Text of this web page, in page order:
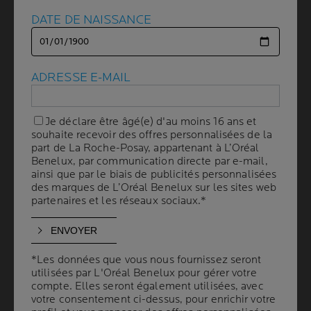
ANTHELIOS
LAIT HYDRATANT
ECO RESPONSABLE
SPF 50+
(0)
Très haute protection. Ultra-
tolérant. Ultra-résistant.
ACHETER EN LIGNE
ANTHELIOS
SPRAY INVISIBLE SPF50+
(0)
ACHETER EN LIGNE
DATE DE NAISSANCE
ADRESSE E-MAIL
Je déclare être âgé(e) d'au moins 16 ans et
souhaite recevoir des offres personnalisées de la
part de La Roche-Posay, appartenant à L’Oréal
Benelux, par communication directe par e-mail,
ainsi que par le biais de publicités personnalisées
des marques de L’Oréal Benelux sur les sites web
partenaires et les réseaux sociaux.*
*Les données que vous nous fournissez seront
utilisées par L'Oréal Benelux pour gérer votre
compte. Elles seront également utilisées, avec
votre consentement ci-dessus, pour enrichir votre
DATE DE NAISSANCE
ADRESSE E-MAIL
Je déclare être âgé(e) d'au moins 16 ans et
souhaite recevoir des offres personnalisées de la
part de La Roche-Posay, appartenant à L’Oréal
Benelux, par communication directe par e-mail,
ainsi que par le biais de publicités personnalisées
des marques de L’Oréal Benelux sur les sites web
partenaires et les réseaux sociaux.*
*Les données que vous nous fournissez seront
utilisées par L'Oréal Benelux pour gérer votre
compte. Elles seront également utilisées, avec
votre consentement ci-dessus, pour enrichir votre